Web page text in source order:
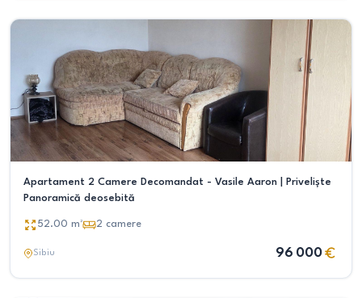
Apartament 2 Camere Decomandat - Vasile Aaron | Priveliște
Panoramică deosebită
52.00 m² 2 camere
Sibiu 96 000